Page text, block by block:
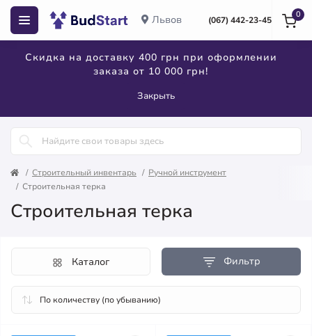
Львов (067) 442-23-45
Скидка на доставку 400 грн при оформлении
заказа от 10 000 грн!
Закрыть
0
Строительный инвентарь
Ручной инструмент
Строительная терка
Строительная терка
Фильтр
Каталог